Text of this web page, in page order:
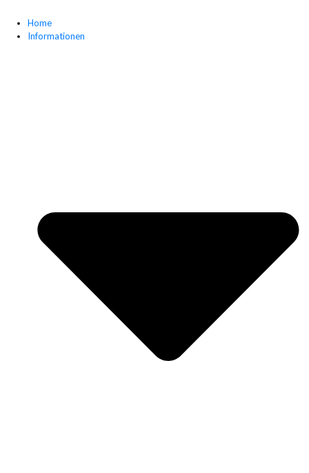
Inhalt
wechseln
Home
Informationen